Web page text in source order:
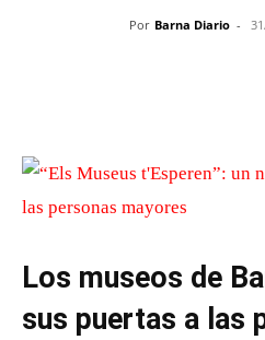
Por Barna Diario -
Los museos de
sus puertas a las